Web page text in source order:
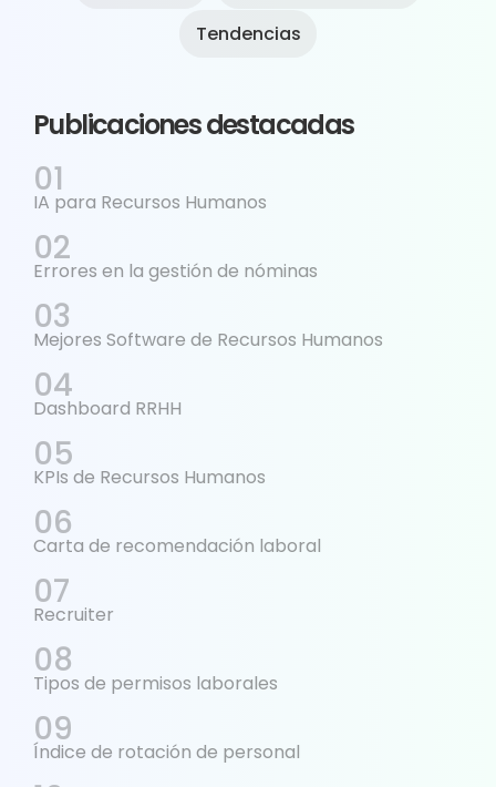
Tendencias
Publicaciones destacadas
IA para Recursos Humanos
Errores en la gestión de nóminas
Mejores Software de Recursos Humanos
Dashboard RRHH
KPIs de Recursos Humanos
Carta de recomendación laboral
Recruiter
Tipos de permisos laborales
Índice de rotación de personal